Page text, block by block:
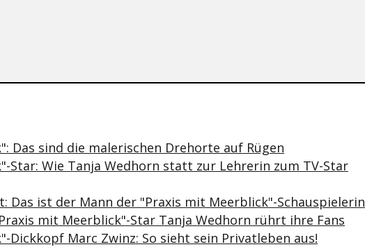
zum Inhalt
Das sind die malerischen Drehorte auf Rügen
Star: Wie Tanja Wedhorn statt zur Lehrerin zum TV-Star
Das ist der Mann der "Praxis mit Meerblick"-Schauspielerin
mit Meerblick"-Star Tanja Wedhorn rührt ihre Fans
Dickkopf Marc Zwinz: So sieht sein Privatleben aus!